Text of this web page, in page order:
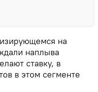
на
наплыва
ставку, в
в этом сегменте